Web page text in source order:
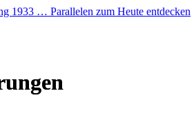
1933 … Parallelen zum Heute entdecken